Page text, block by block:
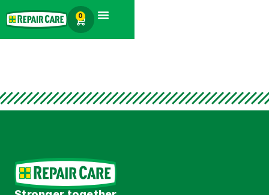
Español 0